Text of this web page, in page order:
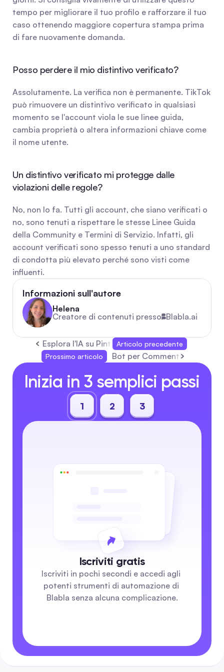
tempo per migliorare il tuo profilo e rafforzare il tuo
caso ottenendo maggiore copertura stampa prima
di fare nuovamente domanda.
Posso perdere il mio distintivo verificato?
Assolutamente. La verifica non è permanente. TikTok
può rimuovere un distintivo verificato in qualsiasi
momento se l'account viola le sue linee guida,
cambia proprietà o altera informazioni chiave come
il nome utente.
Un distintivo verificato mi protegge dalle
violazioni delle regole?
No, non lo fa. Tutti gli account, che siano verificati o
no, sono tenuti a rispettare le stesse Linee Guida
della Community e Termini di Servizio. Infatti, gli
account verificati sono spesso tenuti a uno standard
di condotta più elevato perché sono visti come
influenti.
Informazioni sull'autore
Helena
Creatore di contenuti presso Blabla.ai
Esplora l'IA su Pinterest per ispirare acquisti e
Articolo precedente
Prossimo articolo
Bot per Commenti: Come
Inizia in 3 semplici passi
1 2 3
Iscriviti gratis
Iscriviti in pochi secondi e accedi agli
potenti strumenti di automazione di
Blabla senza alcuna complicazione.